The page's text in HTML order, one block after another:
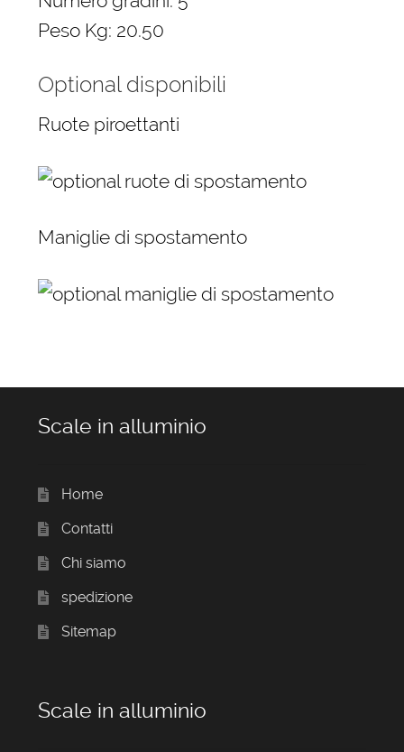
Peso Kg: 20.50
Optional disponibili
Ruote piroettanti
Maniglie di spostamento
Scale in alluminio
Home
Contatti
Chi siamo
spedizione
Sitemap
Scale in alluminio